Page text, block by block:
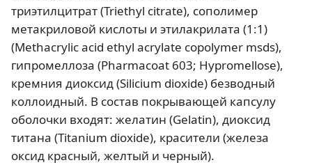
триэтилцитрат (Triethyl citrate), сополимер
метакриловой кислоты и этилакрилата (1:1)
(Methacrylic acid ethyl acrylate copolymer msds),
гипромеллоза (Pharmacoat 603; Hypromellose),
кремния диоксид (Silicium dioxide) безводный
коллоидный. В состав покрывающей капсулу
оболочки входят: желатин (Gelatin), диоксид
титана (Titanium dioxide), красители (железа
оксид красный, желтый и черный).